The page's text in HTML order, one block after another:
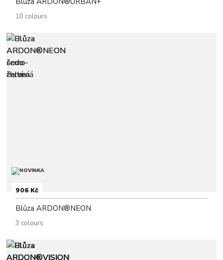
10 colours
906 Kč
Blůza ARDON®NEON
3 colours